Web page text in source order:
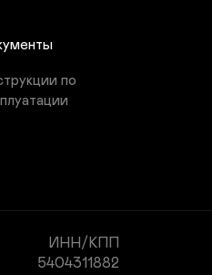
по
ИНН/КПП
5404311882